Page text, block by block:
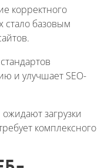
корректного
стало базовым
и улучшает SEO-
загрузки
комплексного